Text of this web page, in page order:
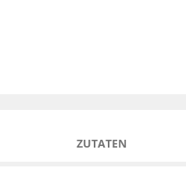
ZUTATEN